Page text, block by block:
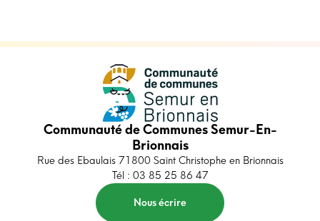
Communauté de Communes Semur-En-
Brionnais
Rue des Ebaulais 71800 Saint Christophe en Brionnais
Tél : 03 85 25 86 47
Nous écrire